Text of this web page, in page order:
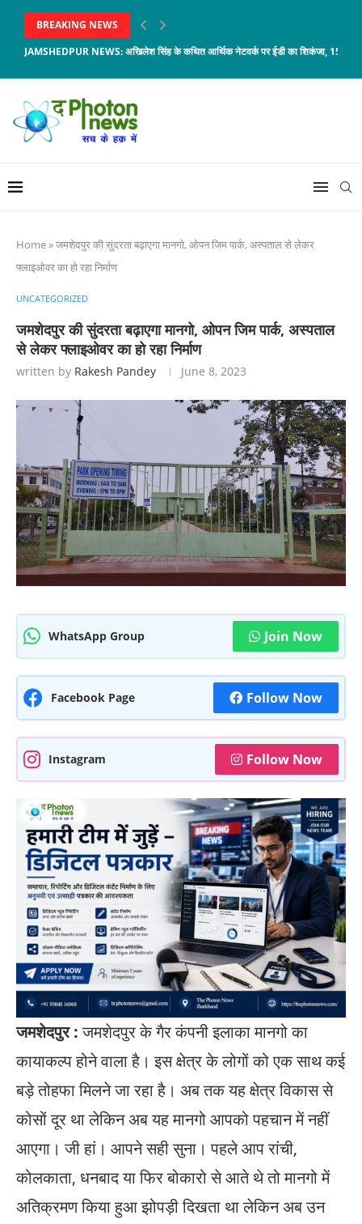
BREAKING NEWS
JAMSHEDPUR NEWS: अखिलेश सिंह के कथित आर्थिक नेटवर्क पर ईडी का शिकंजा, 150
Home»जमशेदपुर की सुंदरता बढ़ाएगा मानगो, ओपन जिम पार्क, अस्पताल से लेकर
फ्लाइओवर का हो रहा निर्माण
UNCATEGORIZED
जमशेदपुर की सुंदरता बढ़ाएगा मानगो, ओपन जिम पार्क, अस्पताल
से लेकर फ्लाइओवर का हो रहा निर्माण
written by Rakesh Pandey June 8, 2023
WhatsApp Group Join Now
Facebook Page Follow Now
Instagram Follow Now
जमशेदपुर :जमशेदपुर के गैर कंपनी इलाका मानगो का
कायाकल्प होने वाला है। इस क्षेत्र के लोगों को एक साथ कई
बड़े तोहफा मिलने जा रहा है। अब तक यह क्षेत्र विकास से
कोसों दूर था लेकिन अब यह मानगो आपको पहचान में नहीं
आएगा। जी हां। आपने सही सुना। पहले आप रांची,
कोलकाता, धनबाद या फिर बोकारो से आते थे तो मानगो में
अतिक्रमण किया हुआ झोपड़ी दिखता था लेकिन अब उन